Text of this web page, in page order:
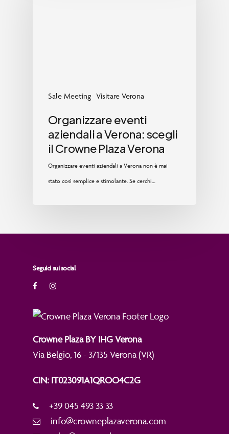
Sale Meeting Visitare Verona
Organizzare eventi
aziendali a Verona: scegli
il Crowne Plaza Verona
Organizzare eventi aziendali a Verona non è mai
stato così semplice e stimolante. Se cerchi…
Seguici sui social
Crowne Plaza BY IHG Verona
Via Belgio, 16 - 37135 Verona (VR)
CIN: IT023091A1QROO4C2G
+39 045 493 33 33
info@crowneplazaverona.com